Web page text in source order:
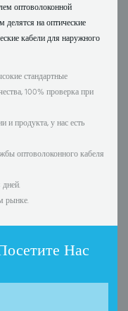
оптоволоконной
на оптические
кабели для наружного
стандартные
100% проверка при
и продукта, у нас есть
оптоволоконного кабеля
рынке.
Нас